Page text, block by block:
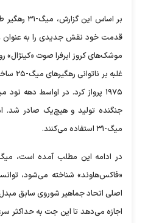
بر اساس
قدمت خود نقش جدیدی را به عنوان
موشک‌های کروز ابرفرا صوت «کینژال»
غلبه
جنگنده تولید و هیچ‌یک صادر شد.
میگ-۳۱ استفاده می‌کنند.
«فاکس‌هاوند» شناخته می‌شود،
اصلی اتحاد جماهیر شوروی سابق
اجازه می‌دهد تا این جت به حداکثر